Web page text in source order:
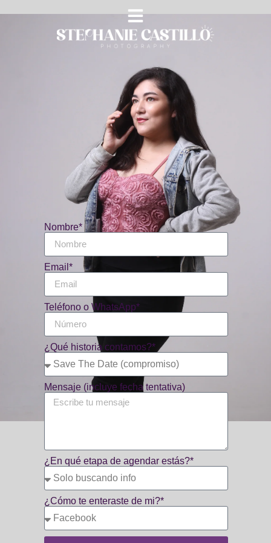
Contacto
Nombre*
Email*
Teléfono o WhatsApp*
¿Qué historia contamos?*
Mensaje (incluye fecha tentativa)
¿En qué etapa de agendar estás?*
¿Cómo te enteraste de mi?*